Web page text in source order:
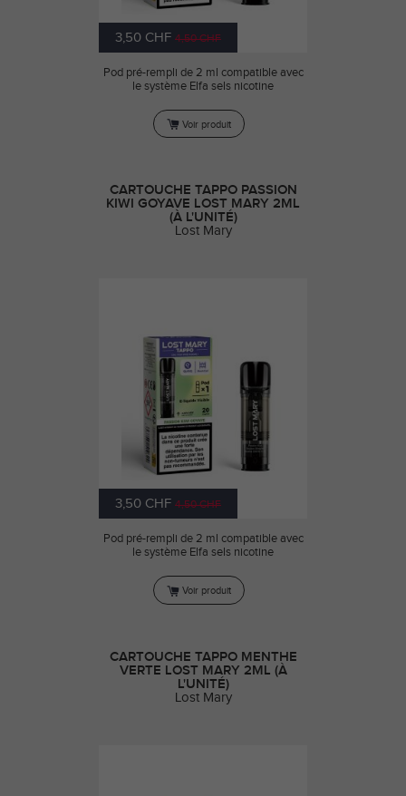
3,50 CHF 4,50 CHF
Pod pré-rempli de 2 ml compatible avec
le système Elfa sels nicotine
Voir produit
CARTOUCHE TAPPO PASSION
KIWI GOYAVE LOST MARY 2ML
(À L'UNITÉ)
Lost Mary
3,50 CHF 4,50 CHF
Pod pré-rempli de 2 ml compatible avec
le système Elfa sels nicotine
Voir produit
CARTOUCHE TAPPO MENTHE
VERTE LOST MARY 2ML (À
L'UNITÉ)
Lost Mary